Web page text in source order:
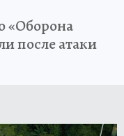
«Оборона
после атаки